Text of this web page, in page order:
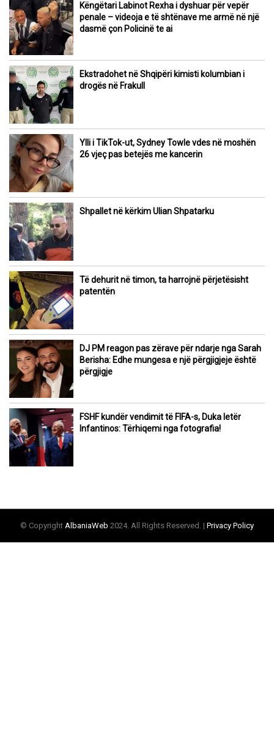
Këngëtari Labinot Rexha i dyshuar për vepër
penale – videoja e të shtënave me armë në një
dasmë çon Policinë te ai
Ekstradohet në Shqipëri kimisti kolumbian i
drogës në Frakull
Ylli i TikTok-ut, Sydney Towle vdes në moshën
26 vjeç pas betejës me kancerin
Shpallet në kërkim Ulian Shpatarku
Të dehurit në timon, ta harrojnë përjetësisht
patentën
DJ PM reagon pas zërave për ndarje nga Sarah
Berisha: Edhe mungesa e një përgjigjeje është
përgjigje
FSHF kundër vendimit të FIFA-s, Duka letër
Infantinos: Tërhiqemi nga fotografia!
© Copyright AlbaniaWeb 2024. All Rights Reserved. | Privacy Policy